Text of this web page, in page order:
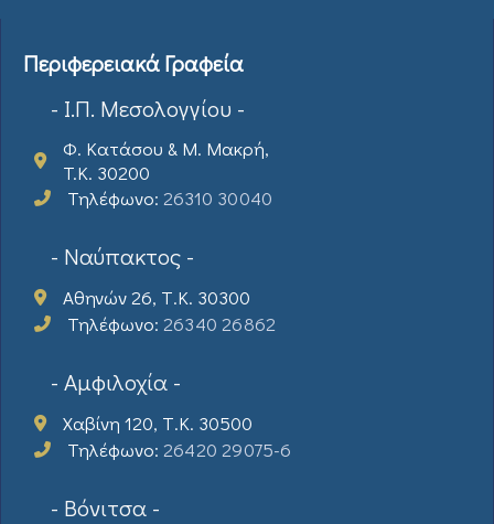
Περιφερειακά Γραφεία
- Ι.Π. Μεσολογγίου -
Φ. Κατάσου & Μ. Μακρή,
T.K. 30200
Τηλέφωνο: 26310 30040
- Ναύπακτος -
Αθηνών 26, Τ.Κ. 30300
Τηλέφωνο: 26340 26862
- Αμφιλοχία -
Χαβίνη 120, Τ.Κ. 30500
Τηλέφωνο: 26420 29075-6
- Βόνιτσα -